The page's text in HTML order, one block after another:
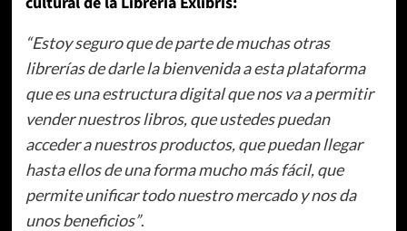
“Estoy seguro que de parte de muchas otras
librerías de darle la bienvenida a esta plataforma
que es una estructura digital que nos va a permitir
vender nuestros libros, que ustedes puedan
acceder a nuestros productos, que puedan llegar
hasta ellos de una forma mucho más fácil, que
permite unificar todo nuestro mercado y nos da
unos beneficios”.